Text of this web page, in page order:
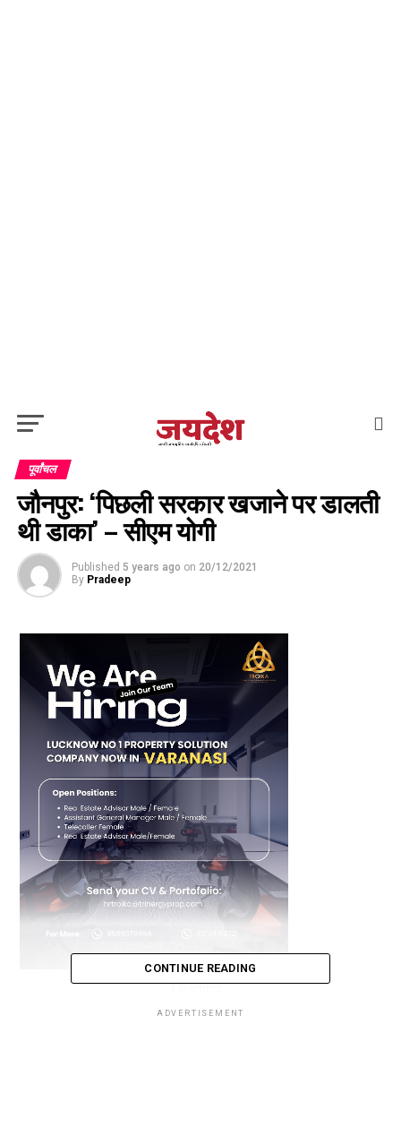
पूर्वांचल
जौनपुर: ‘पिछली सरकार खजाने पर डालती
थी डाका’ – सीएम योगी
Published 5 years ago on 20/12/2021
By Pradeep
Loading...
CONTINUE READING
ADVERTISEMENT